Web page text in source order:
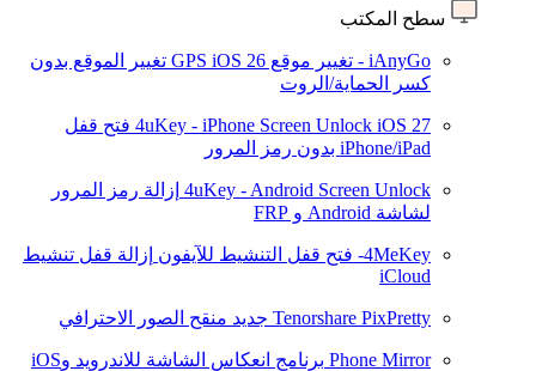
سطح المكتب
iAnyGo - تغيير موقع GPS iOS 26
تغيير الموقع بدون
كسر الحماية/الروت
4uKey - iPhone Screen Unlock iOS 27
فتح قفل
iPhone/iPad بدون رمز المرور
4uKey - Android Screen Unlock إزالة رمز المرور
لشاشة Android و FRP
4MeKey- فتح قفل التنشيط للآيفون
إزالة قفل تنشيط
iCloud
Tenorshare PixPretty جديد منقح الصور الاحترافي
Phone Mirror برنامج انعكاس الشاشة للاندرويد وiOS